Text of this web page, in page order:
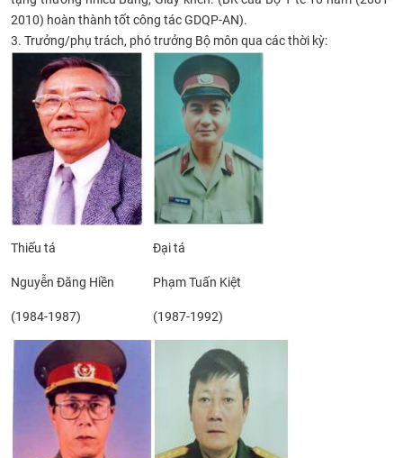
2010) hoàn thành tốt công tác GDQP-AN).
3. Trưởng/phụ trách, phó trưởng Bộ môn qua các thời kỳ:
Thiếu tá
Nguyễn Đăng Hiền
(1984-1987)
Đại tá
Phạm Tuấn Kiệt
(1987-1992)